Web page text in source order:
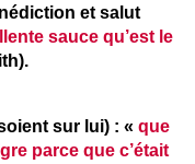
et salut
sauce qu’est le
sur lui) : « que
parce que c’était